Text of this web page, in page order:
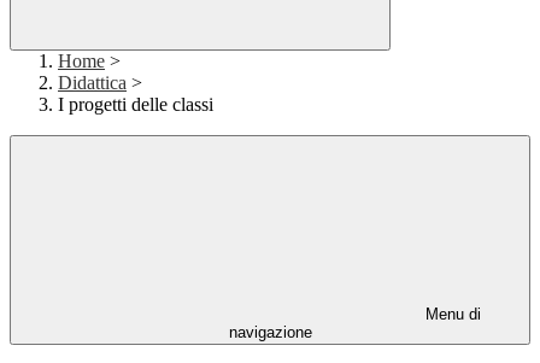
Home >
Didattica >
I progetti delle classi
Menu di
navigazione